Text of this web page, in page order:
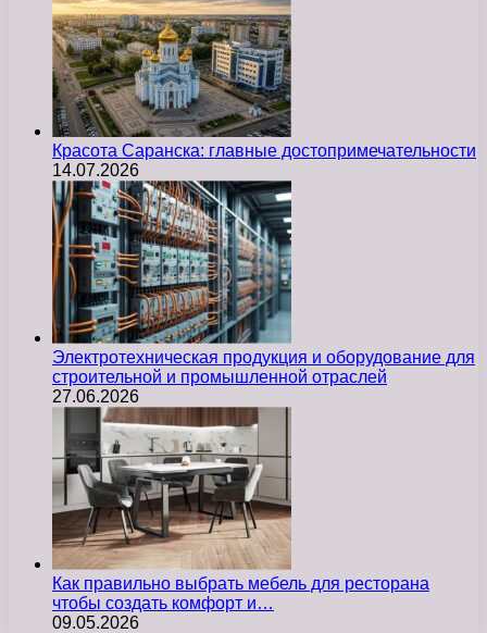
Красота Саранска: главные достопримечательности
14.07.2026
Электротехническая продукция и оборудование для
строительной и промышленной отраслей
27.06.2026
Как правильно выбрать мебель для ресторана
чтобы создать комфорт и…
09.05.2026